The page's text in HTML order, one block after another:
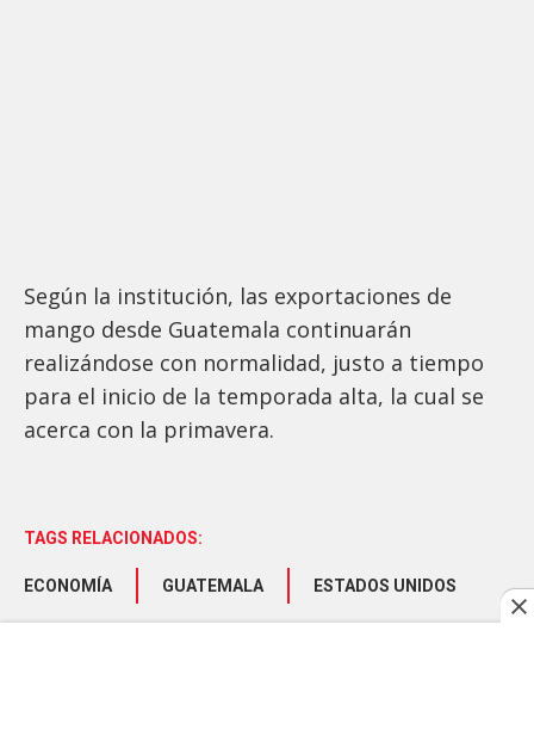
Según la institución, las exportaciones de
mango desde Guatemala continuarán
realizándose con normalidad, justo a tiempo
para el inicio de la temporada alta, la cual se
acerca con la primavera.
TAGS RELACIONADOS:
ECONOMÍA GUATEMALA ESTADOS UNIDOS